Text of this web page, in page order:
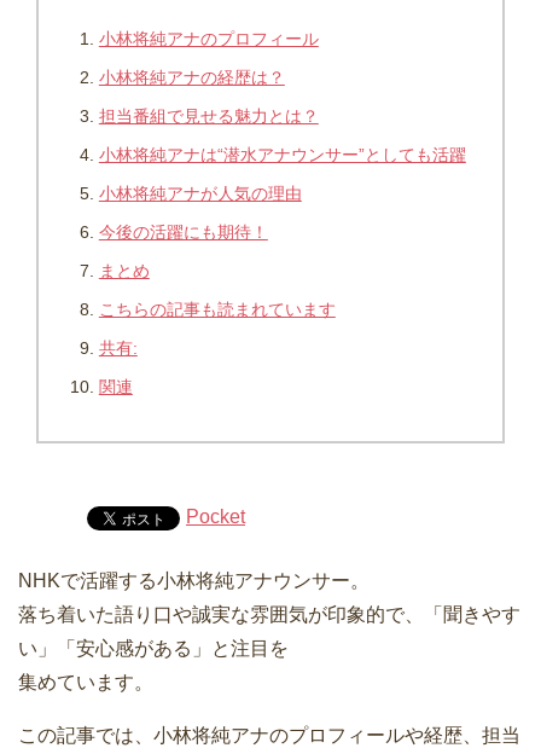
小林将純アナのプロフィール
小林将純アナの経歴は？
担当番組で見せる魅力とは？
小林将純アナは“潜水アナウンサー”としても活躍
小林将純アナが人気の理由
今後の活躍にも期待！
まとめ
こちらの記事も読まれています
共有:
関連
Pocket
NHKで活躍する小林将純アナウンサー。
落ち着いた語り口や誠実な雰囲気が印象的で、「聞きやす
い」「安心感がある」と注目を
集めています。
この記事では、小林将純アナのプロフィールや経歴、担当